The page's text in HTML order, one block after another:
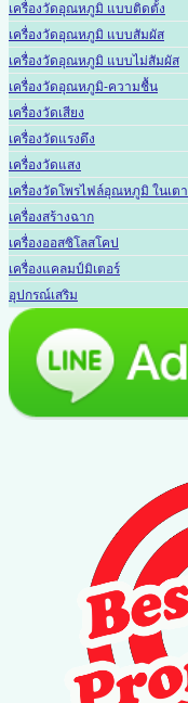
เครื่องวัดอุณหภูมิ แบบติดตั้ง
เครื่องวัดอุณหภูมิ แบบสัมผัส
เครื่องวัดอุณหภูมิ แบบไม่สัมผัส
เครื่องวัดอุณหภูมิ-ความชื้น
เครื่องวัดเสียง
เครื่องวัดแรงดึง
เครื่องวัดแสง
เครื่องวัดโพรไฟล์อุณหภูมิ ในเตา
เครื่องสร้างฉาก
เครื่องออสซิโลสโคป
เครื่องแคลมป์มิเตอร์
อุปกรณ์เสริม